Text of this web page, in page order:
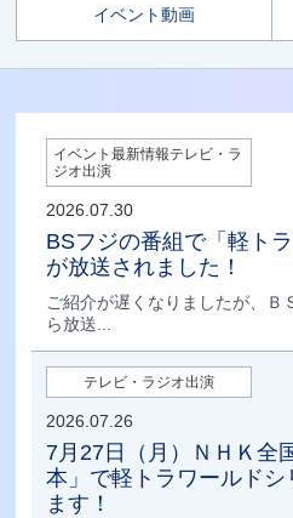
イベント動画
イベント最新情報テレビ・ラ
ジオ出演
2026.07.30
BSフジの番組で「軽ト
が放送されました！
ご紹介が遅くなりましたが、Ｂ
ら放送...
テレビ・ラジオ出演
2026.07.26
7月27日（月）ＮＨＫ全
本」で軽トラワールド
ます！